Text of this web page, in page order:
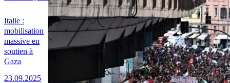
Italie :
mobilisation
massive en
soutien à
Gaza
23.09.2025